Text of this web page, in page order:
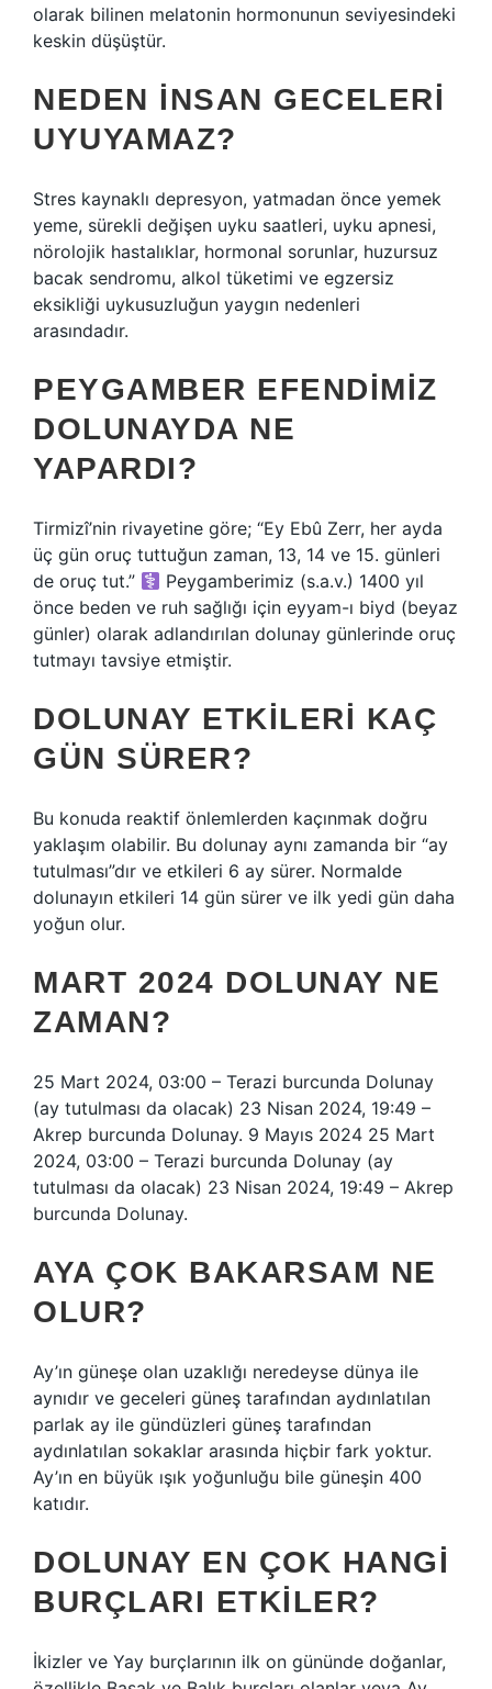
olarak bilinen melatonin hormonunun seviyesindeki
keskin düşüştür.
NEDEN INSAN GECELERI
UYUYAMAZ?
Stres kaynaklı depresyon, yatmadan önce yemek
yeme, sürekli değişen uyku saatleri, uyku apnesi,
nörolojik hastalıklar, hormonal sorunlar, huzursuz
bacak sendromu, alkol tüketimi ve egzersiz
eksikliği uykusuzluğun yaygın nedenleri
arasındadır.
PEYGAMBER EFENDIMIZ
DOLUNAYDA NE
YAPARDI?
Tirmizî’nin rivayetine göre; “Ey Ebû Zerr, her ayda
üç gün oruç tuttuğun zaman, 13, 14 ve 15. günleri
de oruç tut.”
Peygamberimiz (s.a.v.) 1400 yıl
önce beden ve ruh sağlığı için eyyam-ı biyd (beyaz
günler) olarak adlandırılan dolunay günlerinde oruç
tutmayı tavsiye etmiştir.
DOLUNAY ETKILERI KAÇ
GÜN SÜRER?
Bu konuda reaktif önlemlerden kaçınmak doğru
yaklaşım olabilir. Bu dolunay aynı zamanda bir “ay
tutulması”dır ve etkileri 6 ay sürer. Normalde
dolunayın etkileri 14 gün sürer ve ilk yedi gün daha
yoğun olur.
MART 2024 DOLUNAY NE
ZAMAN?
25 Mart 2024, 03:00 – Terazi burcunda Dolunay
(ay tutulması da olacak) 23 Nisan 2024, 19:49 –
Akrep burcunda Dolunay. 9 Mayıs 2024 25 Mart
2024, 03:00 – Terazi burcunda Dolunay (ay
tutulması da olacak) 23 Nisan 2024, 19:49 – Akrep
burcunda Dolunay.
AYA ÇOK BAKARSAM NE
OLUR?
Ay’ın güneşe olan uzaklığı neredeyse dünya ile
aynıdır ve geceleri güneş tarafından aydınlatılan
parlak ay ile gündüzleri güneş tarafından
aydınlatılan sokaklar arasında hiçbir fark yoktur.
Ay’ın en büyük ışık yoğunluğu bile güneşin 400
katıdır.
DOLUNAY EN ÇOK HANGI
BURÇLARI ETKILER?
İkizler ve Yay burçlarının ilk on gününde doğanlar,